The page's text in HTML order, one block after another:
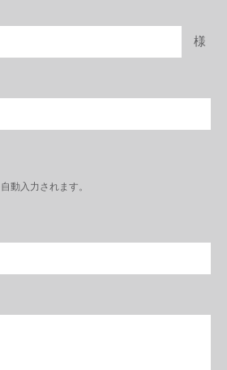
様
動入力されます。